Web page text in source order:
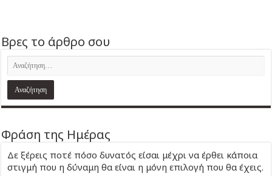
Βρες το άρθρο σου
Φράση της Ημέρας
Δε ξέρεις ποτέ πόσο δυνατός είσαι μέχρι να έρθει κάποια
στιγμή που η δύναμη θα είναι η μόνη επιλογή που θα έχεις.